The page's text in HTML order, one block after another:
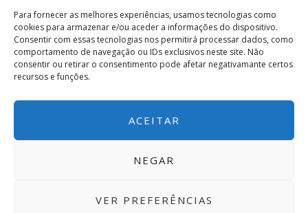
Para fornecer as melhores experiências, usamos tecnologias como
cookies para armazenar e/ou aceder a informações do dispositivo.
Consentir com essas tecnologias nos permitirá processar dados, como
comportamento de navegação ou IDs exclusivos neste site. Não
consentir ou retirar o consentimento pode afetar negativamante certos
recursos e funções.
ACEITAR
NEGAR
VER PREFERÊNCIAS